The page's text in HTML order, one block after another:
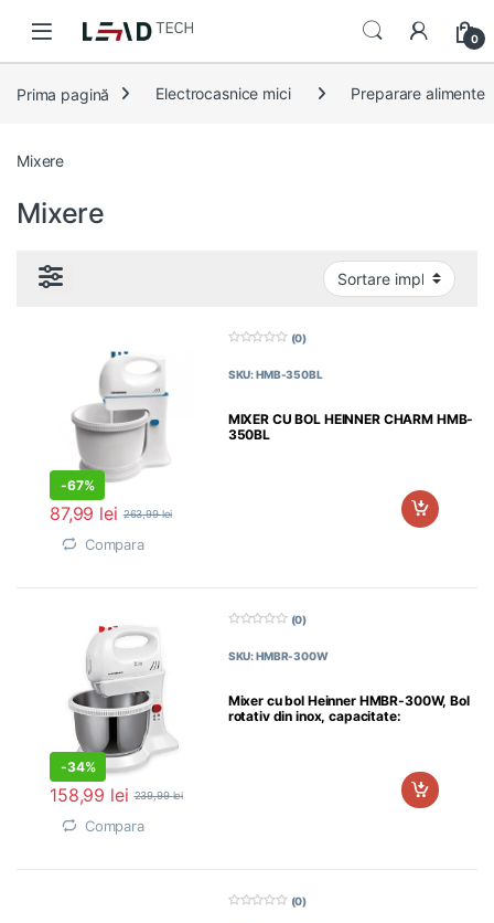
0
Prima pagină Electrocasnice mici Preparare alimente
Mixere
Mixere
-67%
MIXER CU BOL HEINNER CHARM HMB-
350BL
i
(0)
SKU: HMB-350BL
87,99 lei 263,99lei
Compara
-34%
Mixer cu bol Heinner HMBR-300W, Bol
rotativ din inox, capacitate:
i
(0)
SKU: HMBR-300W
158,99 lei 239,99lei
Compara
(0)